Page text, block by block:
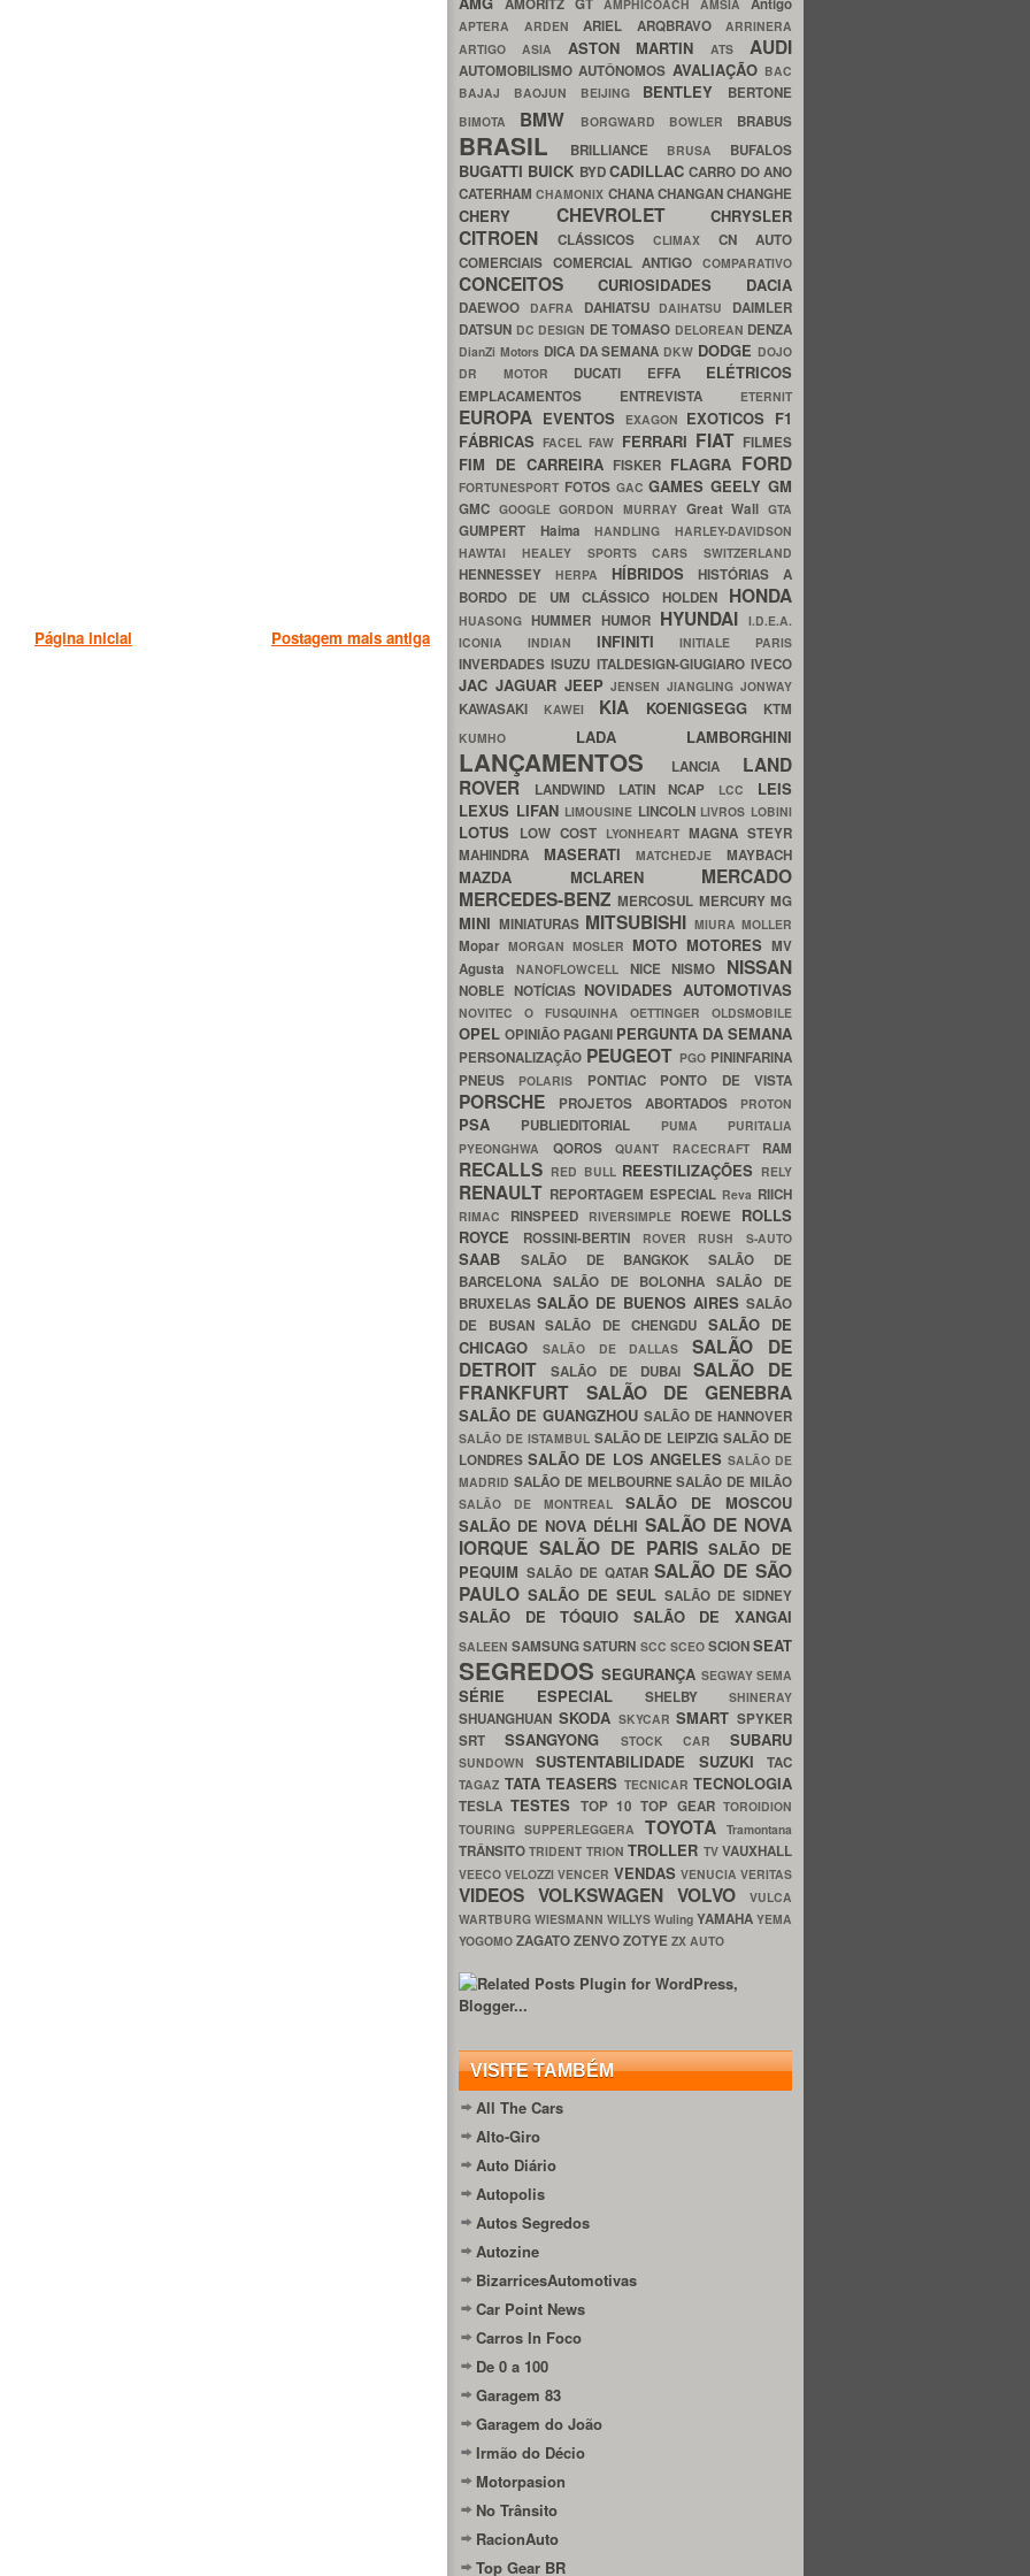
Postagem mais antiga
Página inicial
AMORITZ GT AMPHICOACH AMSIA Antigo
APTERA ARDEN ARIEL ARQBRAVO ARRINERA
ARTIGO ASIA ASTON MARTINATS AUDI
AUTOMOBILISMOAUTÔNOMOS AVALIAÇÃO BAC
BAJAJ BAOJUN BEIJING BENTLEY BERTONE
BIMOTA BMW BORGWARD BOWLER BRABUS
BRASIL BRILLIANCE BRUSA BUFALOS
BUGATTI BUICK BYDCADILLACCARRO DO ANO
CATERHAMCHAMONIX CHANACHANGANCHANGHE
CHERY CHEVROLET CHRYSLER
CITROEN CLÁSSICOS CLIMAX CN AUTO
COMERCIAIS COMERCIAL ANTIGOCOMPARATIVO
CONCEITOS CURIOSIDADES DACIA
DAEWOO DAFRA DAHIATSU DAIHATSU DAIMLER
DATSUN DC DESIGN DE TOMASO DELOREAN DENZA
DianZi Motors DICA DA SEMANA DKW DODGE DOJO
DR MOTOR DUCATI EFFA ELÉTRICOS
EMPLACAMENTOS ENTREVISTA ETERNIT
EUROPA EVENTOS EXAGON EXOTICOS F1
FÁBRICASFACELFAW FERRARI FIAT FILMES
FIM DE CARREIRA FISKER FLAGRA FORD
FORTUNESPORT FOTOS GACGAMESGEELYGM
GMC GOOGLEGORDON MURRAY Great WallGTA
GUMPERT HaimaHANDLINGHARLEY-DAVIDSON
HAWTAI HEALEY SPORTS CARS SWITZERLAND
HENNESSEY HERPA HÍBRIDOSHISTÓRIAS A
BORDO DE UM CLÁSSICO HOLDEN HONDA
HUASONGHUMMER HUMOR HYUNDAI I.D.E.A.
ICONIA INDIAN INFINITIINITIALE PARIS
INVERDADESISUZU ITALDESIGN-GIUGIAROIVECO
JAC JAGUAR JEEPJENSENJIANGLINGJONWAY
KAWASAKI KAWEI KIA KOENIGSEGG KTM
KUMHO LADA LAMBORGHINI
LANÇAMENTOS LANCIA LAND
ROVER
LANDWIND LATIN NCAP LCC LEIS
LEXUS LIFAN LIMOUSINE LINCOLN LIVROS LOBINI
LOTUS LOW COST LYONHEART MAGNA STEYR
MAHINDRA MASERATIMATCHEDJEMAYBACH
MAZDA MCLAREN MERCADO
MERCEDES-BENZMERCOSUL MERCURYMG
MINI MINIATURAS MITSUBISHI MIURA MOLLER
Mopar MORGAN MOSLER MOTO MOTORES MV
Agusta NANOFLOWCELL NICENISMO NISSAN
NOBLE NOTÍCIAS NOVIDADES AUTOMOTIVAS
NOVITEC O FUSQUINHA OETTINGER OLDSMOBILE
OPEL OPINIÃO PAGANI PERGUNTA DA SEMANA
PERSONALIZAÇÃO PEUGEOT PGO PININFARINA
PNEUS
POLARIS PONTIAC PONTO DE VISTA
PORSCHE PROJETOS ABORTADOS PROTON
PSA PUBLIEDITORIAL PUMA PURITALIA
PYEONGHWA QOROS QUANT RACECRAFT RAM
RECALLS RED BULL REESTILIZAÇÕES RELY
RENAULT REPORTAGEM ESPECIAL Reva RIICH
RIMAC RINSPEED RIVERSIMPLE ROEWE ROLLS
ROYCE
ROSSINI-BERTIN ROVER RUSH S-AUTO
SAAB SALÃO DE BANGKOKSALÃO DE
BARCELONA SALÃO DE BOLONHASALÃO DE
BRUXELAS SALÃO DE BUENOS AIRES SALÃO
DE BUSAN SALÃO DE CHENGDU SALÃO DE
CHICAGO
SALÃO DE DALLASSALÃO DE
DETROIT
SALÃO DE DUBAI SALÃO DE
FRANKFURT SALÃO DE GENEBRA
SALÃO DE GUANGZHOU SALÃO DE HANNOVER
SALÃO DE ISTAMBUL SALÃO DE LEIPZIGSALÃO DE
LONDRESSALÃO DE LOS ANGELES SALÃO DE
MADRID SALÃO DE MELBOURNESALÃO DE MILÃO
SALÃO DE MONTREAL SALÃO DE MOSCOU
SALÃO DE NOVA DÉLHI SALÃO DE NOVA
IORQUE SALÃO DE PARISSALÃO DE
PEQUIM SALÃO DE QATARSALÃO DE SÃO
PAULO SALÃO DE SEUL SALÃO DE SIDNEY
SALÃO DE TÓQUIO SALÃO DE XANGAI
SALEENSAMSUNGSATURN SCC SCEO SCIONSEAT
SEGREDOSSEGURANÇA SEGWAYSEMA
SÉRIE ESPECIAL SHELBY SHINERAY
SHUANGHUAN SKODA SKYCARSMART SPYKER
SRTSSANGYONG STOCK CAR SUBARU
SUNDOWNSUSTENTABILIDADE SUZUKITAC
TAGAZ TATA TEASERS TECNICAR TECNOLOGIA
TESLATESTES TOP 10TOP GEARTOROIDION
TOURING SUPPERLEGGERA TOYOTATramontana
TRÂNSITOTRIDENT TRIONTROLLER TVVAUXHALL
VEECOVELOZZIVENCER VENDAS VENUCIAVERITAS
VIDEOS VOLKSWAGEN VOLVO
VULCA
WARTBURG WIESMANN WILLYS Wuling YAMAHA YEMA
YOGOMO ZAGATOZENVOZOTYE ZX AUTO
VISITE TAMBÉM
All The Cars
Alto-Giro
Auto Diário
Autopolis
Autos Segredos
Autozine
BizarricesAutomotivas
Car Point News
Carros In Foco
De 0 a 100
Garagem 83
Garagem do João
Irmão do Décio
Motorpasion
No Trânsito
RacionAuto
Top Gear BR